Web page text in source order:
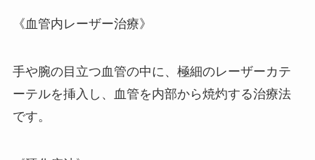
《血管内レーザー治療》
手や腕の目立つ血管の中に、極細のレーザーカテ
ーテルを挿入し、血管を内部から焼灼する治療法
です。